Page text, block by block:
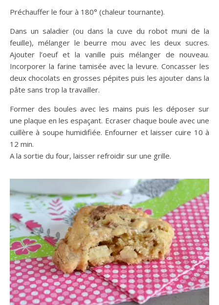
Préchauffer le four à 180° (chaleur tournante).
Dans un saladier (ou dans la cuve du robot muni de la
feuille), mélanger le beurre mou avec les deux sucres.
Ajouter l’oeuf et la vanille puis mélanger de nouveau.
Incorporer la farine tamisée avec la levure. Concasser les
deux chocolats en grosses pépites puis les ajouter dans la
pâte sans trop la travailler.
Former des boules avec les mains puis les déposer sur
une plaque en les espaçant. Ecraser chaque boule avec une
cuillère à soupe humidifiée. Enfourner et laisser cuire 10 à
12 min.
A la sortie du four, laisser refroidir sur une grille.